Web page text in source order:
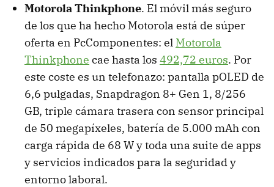
Motorola Thinkphone. El móvil más seguro
de los que ha hecho Motorola está de súper
oferta en PcComponentes: el Motorola
Thinkphone cae hasta los 492,72 euros. Por
este coste es un telefonazo: pantalla pOLED de
6,6 pulgadas, Snapdragon 8+ Gen 1, 8/256
GB, triple cámara trasera con sensor principal
de 50 megapíxeles, batería de 5.000 mAh con
carga rápida de 68 W y toda una suite de apps
y servicios indicados para la seguridad y
entorno laboral.